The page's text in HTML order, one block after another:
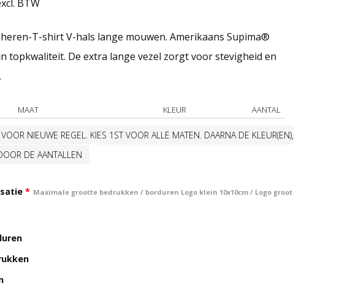
BTW
T-shirt V-hals lange mouwen. Amerikaans Supima®
topkwaliteit. De extra lange vezel zorgt voor stevigheid en
MAAT KLEUR AANTAL
NIEUWE REGEL. KIES 1ST VOOR ALLE MATEN. DAARNA DE KLEUR(EN),
DE AANTALLEN
* Maximale grootte bedrukken / borduren Logo klein 10x10cm / Logo groot